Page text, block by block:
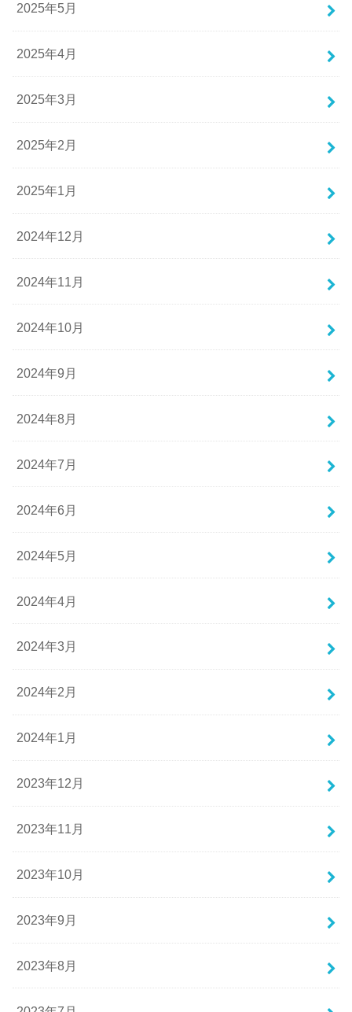
2025年5月
2025年4月
2025年3月
2025年2月
2025年1月
2024年12月
2024年11月
2024年10月
2024年9月
2024年8月
2024年7月
2024年6月
2024年5月
2024年4月
2024年3月
2024年2月
2024年1月
2023年12月
2023年11月
2023年10月
2023年9月
2023年8月